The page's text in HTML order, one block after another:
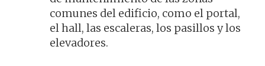
comunes del edificio, como el portal,
el hall, las escaleras, los pasillos y los
elevadores.